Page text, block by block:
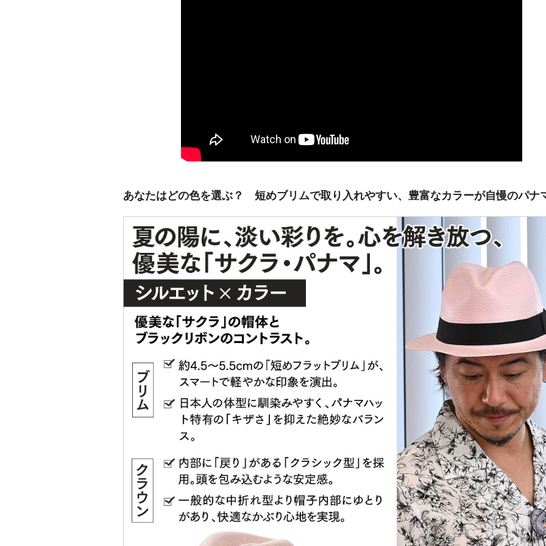
あなたはどの色を選ぶ？ 短めブリムで取り入れやすい、豊富なカラーが自慢のパナ